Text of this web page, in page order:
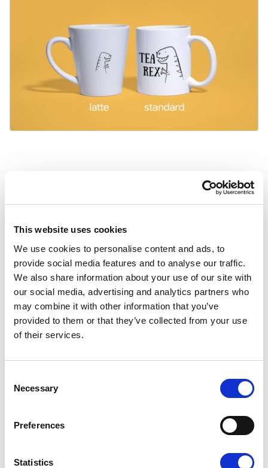
This website uses cookies
We use cookies to personalise content and ads, to
provide social media features and to analyse our traffic.
We also share information about your use of our site with
our social media, advertising and analytics partners who
may combine it with other information that you’ve
provided to them or that they’ve collected from your use
of their services.
Selection
Necessary
Preferences
Statistics
Uniwersalne